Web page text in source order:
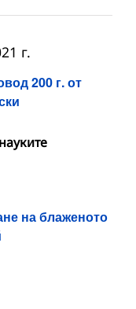
200 г. от
г.
на блаженото